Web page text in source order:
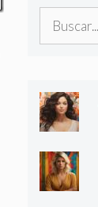
Buscar: